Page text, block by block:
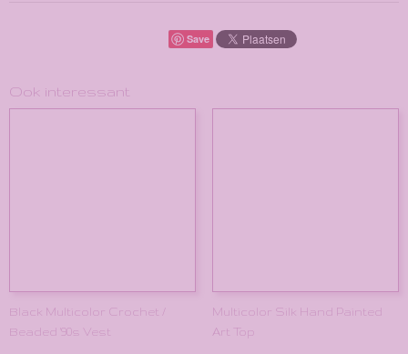
Save
Ook interessant
Black Multicolor Crochet /
Beaded '90s Vest
Multicolor Silk Hand Painted
Art Top